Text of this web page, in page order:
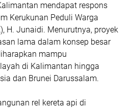
mendapat respons
Kerukunan Peduli Warga
H. Junaidi. Menurutnya, proyek
lama dalam konsep besar
mampu
di Kalimantan hingga
dan Brunei Darussalam.
rel kereta api di